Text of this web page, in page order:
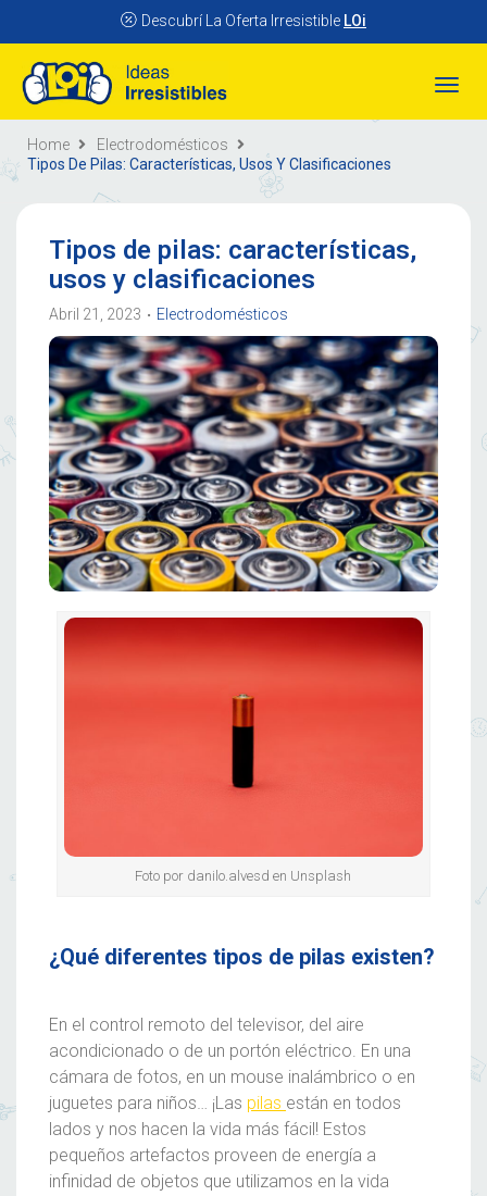
Descubrí La Oferta Irresistible LOi
Home
Electrodomésticos
Tipos De Pilas: Características, Usos Y Clasificaciones
Tipos de pilas: características,
usos y clasificaciones
Abril 21, 2023 • Electrodomésticos
Foto por danilo.alvesd en Unsplash
¿Qué diferentes tipos de pilas existen?
En el control remoto del televisor, del aire
acondicionado o de un portón eléctrico. En una
cámara de fotos, en un mouse inalámbrico o en
juguetes para niños… ¡Las pilas están en todos
lados y nos hacen la vida más fácil! Estos
pequeños artefactos proveen de energía a
infinidad de objetos que utilizamos en la vida